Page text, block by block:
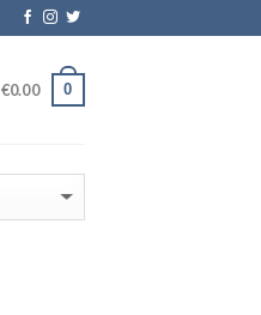
€0.00 0